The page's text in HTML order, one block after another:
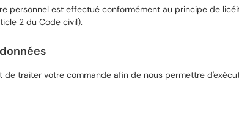
personnel est effectué conformément au principe de
2 du Code civil).
traiter votre commande afin de nous permettre